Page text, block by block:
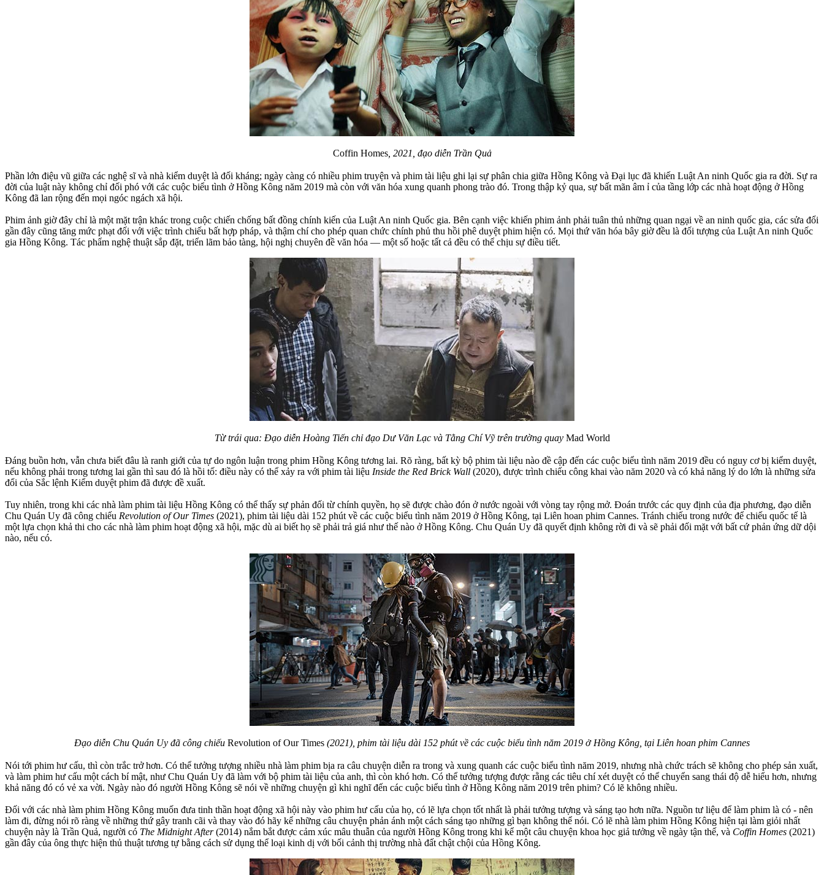
Coffin Homes, 2021, đạo diễn Trần Quả
Phần lớn điệu vũ giữa các nghệ sĩ và nhà kiểm duyệt là đối kháng; ngày càng có nhiều phim truyện và phim tài liệu ghi lại sự phân chia giữa Hồng Kông và Đại lục đã khiến Luật An ninh Quốc gia ra đời. Sự ra
đời của luật này không chỉ đối phó với các cuộc biểu tình ở Hồng Kông năm 2019 mà còn với văn hóa xung quanh phong trào đó. Trong thập kỷ qua, sự bất mãn âm ỉ của tầng lớp các nhà hoạt động ở Hồng
Kông đã lan rộng đến mọi ngóc ngách xã hội.
Phim ảnh giờ đây chỉ là một mặt trận khác trong cuộc chiến chống bất đồng chính kiến của Luật An ninh Quốc gia. Bên cạnh việc khiến phim ảnh phải tuân thủ những quan ngại về an ninh quốc gia, các sửa đổi
gần đây cũng tăng mức phạt đối với việc trình chiếu bất hợp pháp, và thậm chí cho phép quan chức chính phủ thu hồi phê duyệt phim hiện có. Mọi thứ văn hóa bây giờ đều là đối tượng của Luật An ninh Quốc
gia Hồng Kông. Tác phẩm nghệ thuật sắp đặt, triển lãm bảo tàng, hội nghị chuyên đề văn hóa — một số hoặc tất cả đều có thể chịu sự điều tiết.
Từ trái qua: Đạo diễn Hoàng Tiến chỉ đạo Dư Văn Lạc và Tằng Chí Vỹ trên trường quayMad World
Đáng buồn hơn, vẫn chưa biết đâu là ranh giới của tự do ngôn luận trong phim Hồng Kông tương lai. Rõ ràng, bất kỳ bộ phim tài liệu nào đề cập đến các cuộc biểu tình năm 2019 đều có nguy cơ bị kiểm duyệt,
nếu không phải trong tương lai gần thì sau đó là hồi tố: điều này có thể xảy ra với phim tài liệu Inside the Red Brick Wall (2020), được trình chiếu công khai vào năm 2020 và có khả năng lý do lớn là những sửa
đổi của Sắc lệnh Kiểm duyệt phim đã được đề xuất.
Tuy nhiên, trong khi các nhà làm phim tài liệu Hồng Kông có thể thấy sự phản đối từ chính quyền, họ sẽ được chào đón ở nước ngoài với vòng tay rộng mở. Đoán trước các quy định của địa phương, đạo diễn
Chu Quán Uy đã công chiếu Revolution of Our Times (2021), phim tài liệu dài 152 phút về các cuộc biểu tình năm 2019 ở Hồng Kông, tại Liên hoan phim Cannes. Tránh chiếu trong nước để chiếu quốc tế là
một lựa chọn khả thi cho các nhà làm phim hoạt động xã hội, mặc dù ai biết họ sẽ phải trả giá như thế nào ở Hồng Kông. Chu Quán Uy đã quyết định không rời đi và sẽ phải đối mặt với bất cứ phản ứng dữ dội
nào, nếu có.
Đạo diễn Chu Quán Uy đã công chiếu Revolution of Our Times (2021), phim tài liệu dài 152 phút về các cuộc biểu tình năm 2019 ở Hồng Kông, tại Liên hoan phim Cannes
Nói tới phim hư cấu, thì còn trắc trở hơn. Có thể tưởng tượng nhiều nhà làm phim bịa ra câu chuyện diễn ra trong và xung quanh các cuộc biểu tình năm 2019, nhưng nhà chức trách sẽ không cho phép sản xuất,
và làm phim hư cấu một cách bí mật, như Chu Quán Uy đã làm với bộ phim tài liệu của anh, thì còn khó hơn. Có thể tưởng tượng được rằng các tiêu chí xét duyệt có thể chuyển sang thái độ dễ hiểu hơn, nhưng
khả năng đó có vẻ xa vời. Ngày nào đó người Hồng Kông sẽ nói về những chuyện gì khi nghĩ đến các cuộc biểu tình ở Hồng Kông năm 2019 trên phim? Có lẽ không nhiều.
Đối với các nhà làm phim Hồng Kông muốn đưa tinh thần hoạt động xã hội này vào phim hư cấu của họ, có lẽ lựa chọn tốt nhất là phải tưởng tượng và sáng tạo hơn nữa. Nguồn tư liệu để làm phim là có - nên
làm đi, đừng nói rõ ràng về những thứ gây tranh cãi và thay vào đó hãy kể những câu chuyện phản ánh một cách sáng tạo những gì bạn không thể nói. Có lẽ nhà làm phim Hồng Kông hiện tại làm giỏi nhất
chuyện này là Trần Quả, người có The Midnight After(2014) nắm bắt được cảm xúc mâu thuẫn của người Hồng Kông trong khi kể một câu chuyện khoa học giả tưởng về ngày tận thế, và Coffin Homes (2021)
gần đây của ông thực hiện thủ thuật tương tự bằng cách sử dụng thể loại kinh dị với bối cảnh thị trường nhà đất chật chội của Hồng Kông.